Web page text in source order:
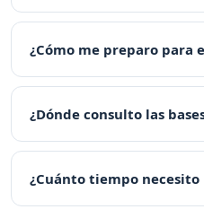
¿Cómo me preparo para
¿Dónde consulto las
¿Cuánto tiempo